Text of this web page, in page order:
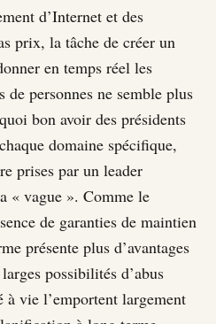
d’Internet et des
prix, la tâche de créer un
en temps réel les
de personnes ne semble plus
bon avoir des présidents
domaine spécifique,
prises par un leader
« vague ». Comme le
de garanties de maintien
présente plus d’avantages
possibilités d’abus
vie l’emportent largement